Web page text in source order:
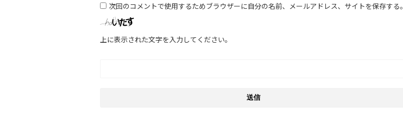
次回のコメントで使用するためブラウザーに自分の名前、メールアドレス、サイトを保存する。
上に表示された文字を入力してください。